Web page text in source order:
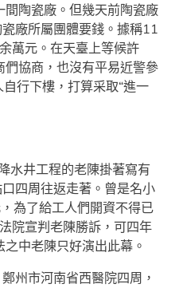
間陶瓷廠。但幾天前陶瓷廠
廠所屬團體要錢。據稱11
萬元。在天臺上等候許
協商，也沒有平易近警參
行下樓，打算采取“進一
水井工程的老陳掛著寫有
四周往返走著。曾是名小
為了給工人們開資不得已
院宣判老陳勝訴，可四年
中老陳只好演出此幕。
鄭州市河南省西醫院四周，